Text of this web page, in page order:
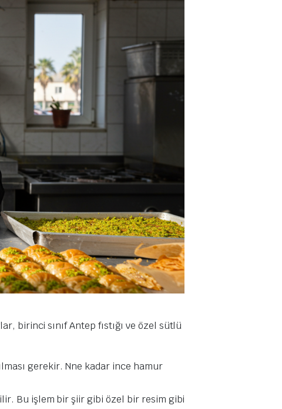
birinci sınıf Antep fıstığı ve özel sütlü
gerekir. Nne kadar ince hamur
Bu işlem bir şiir gibi özel bir resim gibi